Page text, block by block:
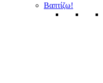
Βαπτίζω!